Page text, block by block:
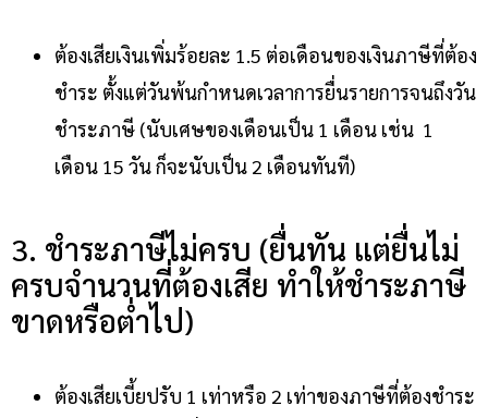
ต้องเสียเงินเพิ่มร้อยละ 1.5 ต่อเดือนของเงินภาษีที่ต้อง
ชำระ ตั้งแต่วันพ้นกำหนดเวลาการยื่นรายการจนถึงวัน
ชำระภาษี (นับเศษของเดือนเป็น 1 เดือน เช่น 1
เดือน 15 วัน ก็จะนับเป็น 2 เดือนทันที)
3. ชำระภาษีไม่ครบ (ยื่นทัน แต่ยื่นไม่
ครบจำนวนที่ต้องเสีย ทำให้ชำระภาษี
ขาดหรือต่ำไป)
ต้องเสียเบี้ยปรับ 1 เท่าหรือ 2 เท่าของภาษีที่ต้องชำระ